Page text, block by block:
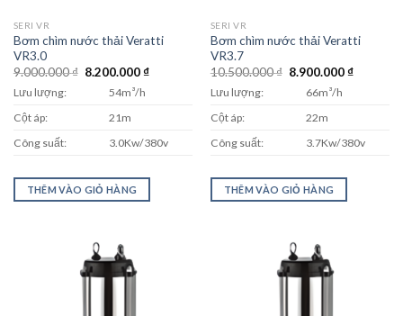
SERI VR
Bơm chìm nước thải Veratti
VR3.0
9.000.000₫ Giá
8.200.000₫Giá
8.200.000 ₫.
Lưu lượng:
54m³/h
Cột áp:
21m
Công suất:
3.0Kw/380v
THÊM VÀO GIỎ HÀNG
SERI VR
Bơm chìm nước thải Veratti
VR3.7
10.500.000₫ Giá
8.900.000₫Giá
Lưu lượng:
66m³/h
Cột áp:
22m
Công suất:
3.7Kw/380v
THÊM VÀO GIỎ HÀNG